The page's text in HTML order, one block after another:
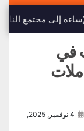
إلى مجتمع النادي
في